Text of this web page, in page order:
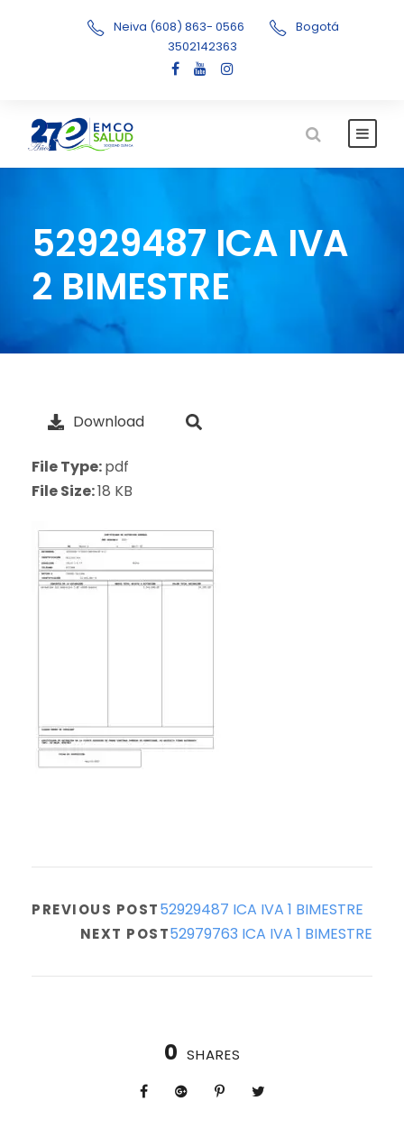
Neiva (608) 863- 0566
Bogotá
3502142363
52929487 ICA IVA
2 BIMESTRE
Download
File Type:pdf
File Size:18 KB
PREVIOUS POST52929487 ICA IVA 1 BIMESTRE
NEXT POST52979763 ICA IVA 1 BIMESTRE
0 SHARES